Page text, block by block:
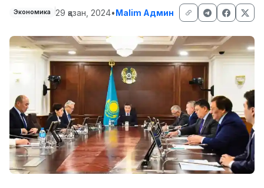
Экономика 29 қазан, 2024•Malim Админ